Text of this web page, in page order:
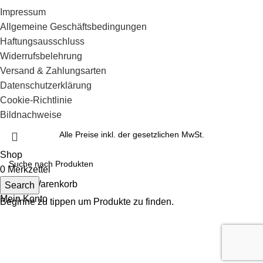
Impressum
Allgemeine Geschäftsbedingungen
Haftungsausschluss
Widerrufsbelehrung
Versand & Zahlungsarten
Datenschutzerklärung
Cookie-Richtlinie
Bildnachweise
Search
Beginne zu tippen um Produkte zu finden.
Alle Preise inkl. der gesetzlichen MwSt.
Shop
0 Merkzettel
0items Warenkorb
Mein Konto